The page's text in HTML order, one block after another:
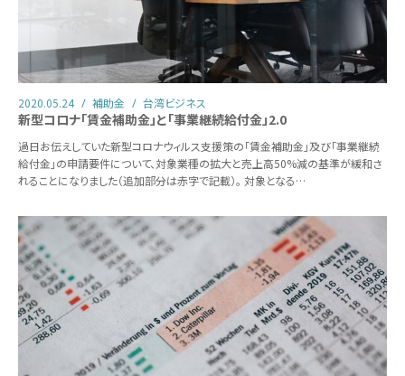
2020.05.24 補助金 台湾ビジネス
新型コロナ「賃金補助金」と「事業継続給付金」2.0
過日お伝えしていた新型コロナウィルス支援策の「賃金補助金」及び「事業継続
給付金」の申請要件について、対象業種の拡大と売上高50%減の基準が緩和さ
れることになりました（追加部分は赤字で記載）。 対象となる…